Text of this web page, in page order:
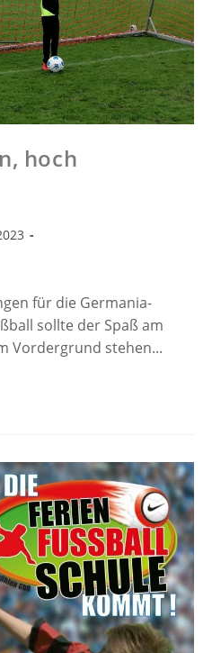
hoch
für die Germania-
sollte der Spaß am
Vordergrund stehen...